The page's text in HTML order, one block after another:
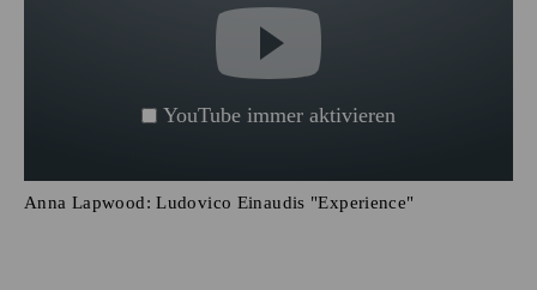
YouTube immer aktivieren
Anna Lapwood: Ludovico Einaudis "Experience"